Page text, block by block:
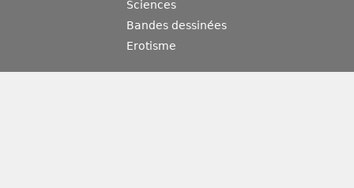
Sciences
Bandes dessinées
Erotisme